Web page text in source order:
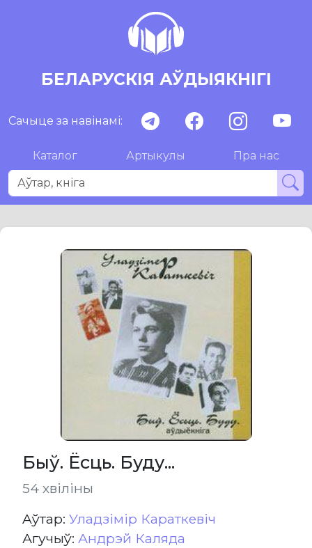
БЕЛАРУСКІЯ АЎДЫЯКНІГІ
Сачыце за навінамі:
Каталог Артыкулы Пра нас
Быў. Ёсць. Буду...
54 хвіліны
Aўтар: Уладзімір Караткевіч
Агучыў: Андрэй Каляда